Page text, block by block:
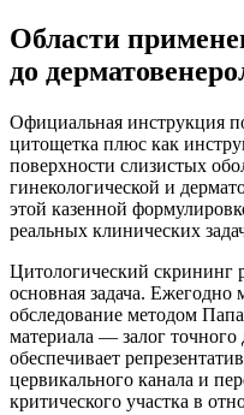
Области
до
Официальная инструкция
цитощетка плюс как
поверхности слизистых
гинекологической и
этой казенной
реальных клинических
Цитологический скрининг
основная задача.
обследование методом
материала — залог
обеспечивает
цервикального канала и
критического участка в